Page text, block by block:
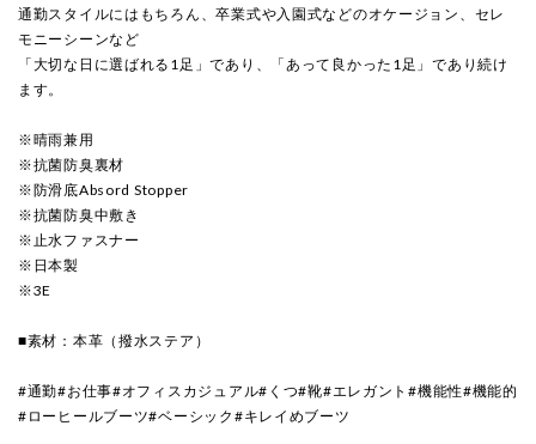
通勤スタイルにはもちろん、卒業式や入園式などのオケージョン、セレ
モニーシーンなど
「大切な日に選ばれる1足」であり、「あって良かった1足」であり続け
ます。
※晴雨兼用
※抗菌防臭裏材
※防滑底Absord Stopper
※抗菌防臭中敷き
※止水ファスナー
※日本製
※3E
■素材：本革（撥水ステア）
#通勤#お仕事#オフィスカジュアル#くつ#靴#エレガント#機能性#機能的
#ローヒールブーツ#ベーシック#キレイめブーツ